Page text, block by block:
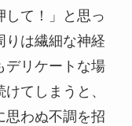
して！」と思っ
りは繊細な神経
デリケートな場
てしまうと、
思わぬ不調を招